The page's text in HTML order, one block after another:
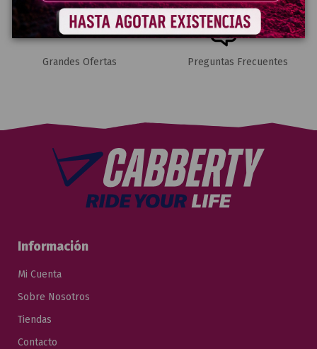
Grandes Ofertas Preguntas Frecuentes
Información
Mi Cuenta
Sobre Nosotros
Tiendas
Contacto